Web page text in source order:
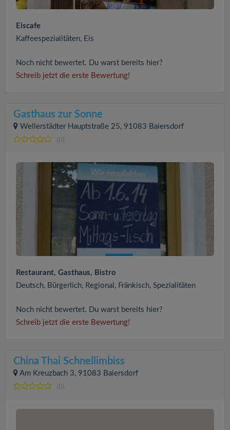
Eiscafe
Kaffeespezialitäten, Eis
Noch nicht bewertet. Du warst bereits hier?
Schreib jetzt die erste Bewertung!
Gasthaus zur Sonne
Wellerstädter Hauptstraße 25, 91083 Baiersdorf
(0)
Restaurant, Gasthaus, Bistro
Deutsch, Bürgerlich, Regional, Fränkisch, Spezialitäten
Noch nicht bewertet. Du warst bereits hier?
Schreib jetzt die erste Bewertung!
China Thai Schnellimbiss
Am Kreuzbach 3, 91083 Baiersdorf
(0)